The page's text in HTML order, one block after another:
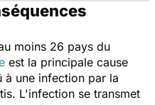
moins 26 pays du
est la principale cause
à une infection par la
L'infection se transmet